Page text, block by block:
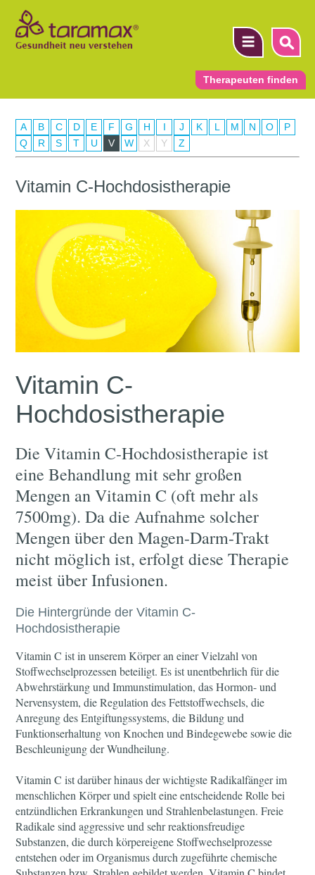
Therapeuten finden
A B C D E F G H I J K L M N O
P
Q
R S T U V W X Y Z
Vitamin C-Hochdosistherapie
Vitamin C-
Hochdosistherapie
Die Vitamin C-Hochdosistherapie ist
eine Behandlung mit sehr großen
Mengen an Vitamin C (oft mehr als
7500mg). Da die Aufnahme solcher
Mengen über den Magen-Darm-Trakt
nicht möglich ist, erfolgt diese Therapie
meist über Infusionen.
Die Hintergründe der Vitamin C-
Hochdosistherapie
Vitamin C ist in unserem Körper an einer Vielzahl von
Stoffwechselprozessen beteiligt. Es ist unentbehrlich für die
Abwehrstärkung und Immunstimulation, das Hormon- und
Nervensystem, die Regulation des Fettstoffwechsels, die
Anregung des Entgiftungssystems, die Bildung und
Funktionserhaltung von Knochen und Bindegewebe sowie die
Beschleunigung der Wundheilung.
Vitamin C ist darüber hinaus der wichtigste Radikalfänger im
menschlichen Körper und spielt eine entscheidende Rolle bei
entzündlichen Erkrankungen und Strahlenbelastungen. Freie
Radikale sind aggressive und sehr reaktionsfreudige
Substanzen, die durch körpereigene Stoffwechselprozesse
entstehen oder im Organismus durch zugeführte chemische